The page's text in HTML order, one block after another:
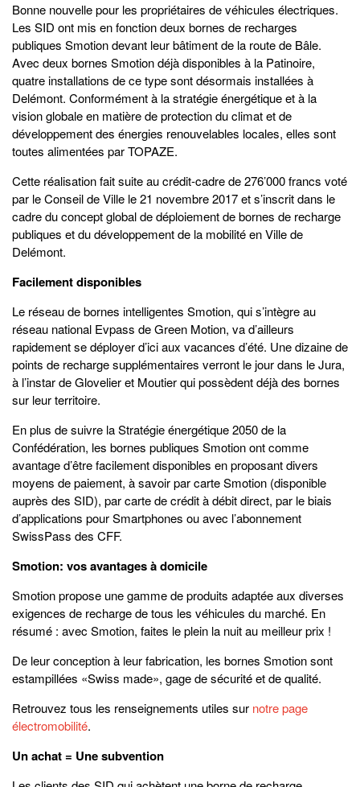
Bonne nouvelle pour les propriétaires de véhicules électriques.
Les SID ont mis en fonction deux bornes de recharges
publiques Smotion devant leur bâtiment de la route de Bâle.
Avec deux bornes Smotion déjà disponibles à la Patinoire,
quatre installations de ce type sont désormais installées à
Delémont. Conformément à la stratégie énergétique et à la
vision globale en matière de protection du climat et de
développement des énergies renouvelables locales, elles sont
toutes alimentées par TOPAZE.
Cette réalisation fait suite au crédit-cadre de 276’000 francs voté
par le Conseil de Ville le 21 novembre 2017 et s’inscrit dans le
cadre du concept global de déploiement de bornes de recharge
publiques et du développement de la mobilité en Ville de
Delémont.
Facilement disponibles
Le réseau de bornes intelligentes Smotion, qui s’intègre au
réseau national Evpass de Green Motion, va d’ailleurs
rapidement se déployer d’ici aux vacances d’été. Une dizaine de
points de recharge supplémentaires verront le jour dans le Jura,
à l’instar de Glovelier et Moutier qui possèdent déjà des bornes
sur leur territoire.
En plus de suivre la Stratégie énergétique 2050 de la
Confédération, les bornes publiques Smotion ont comme
avantage d’être facilement disponibles en proposant divers
moyens de paiement, à savoir par carte Smotion (disponible
auprès des SID), par carte de crédit à débit direct, par le biais
d’applications pour Smartphones ou avec l’abonnement
SwissPass des CFF.
Smotion: vos avantages à domicile
Smotion propose une gamme de produits adaptée aux diverses
exigences de recharge de tous les véhicules du marché. En
résumé : avec Smotion, faites le plein la nuit au meilleur prix !
De leur conception à leur fabrication, les bornes Smotion sont
estampillées «Swiss made», gage de sécurité et de qualité.
Retrouvez tous les renseignements utiles sur notre page
électromobilité.
Un achat = Une subvention